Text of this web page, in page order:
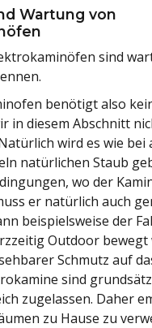
Wartung von
sind
benötigt also
in diesem Abschnitt
wird es wie bei
natürlichen Staub
wo der
er natürlich auch
beispielsweise der
Outdoor bewegt
Schmutz auf
sind
zugelassen. Daher
zu Hause zu